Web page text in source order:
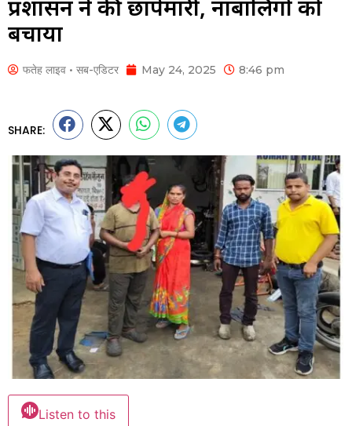
प्रशासन ने की छापेमारी, नाबालिगों को
बचाया
फतेह लाइव • सब-एडिटर May 24, 2025 8:46 pm
SHARE:
Listen to this